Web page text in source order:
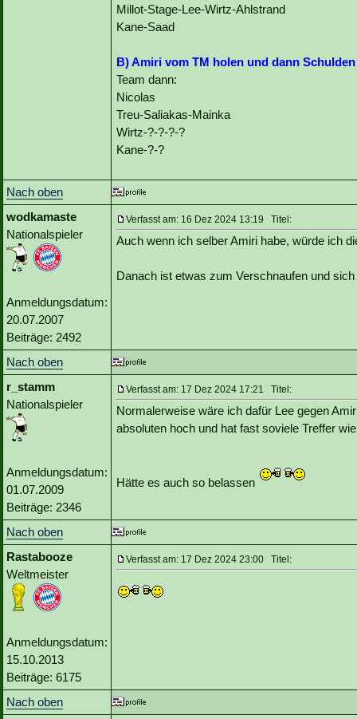
Millot-Stage-Lee-Wirtz-Ahlstrand
Kane-Saad
B) Amiri vom TM holen und dann
Team dann:
Nicolas
Treu-Saliakas-Mainka
Wirtz-?-?-?-?
Kane-?-?
Nach oben
wodkamaste
Nationalspieler
Anmeldungsdatum:
20.07.2007
Beiträge: 2492
Verfasst am: 16 Dez 2024 13:19 Titel:
Auch wenn ich selber Amiri habe, würde ich
Danach ist etwas zum Verschnaufen und
Nach oben
r_stamm
Nationalspieler
Anmeldungsdatum:
01.07.2009
Beiträge: 2346
Verfasst am: 17 Dez 2024 17:21 Titel:
Normalerweise wäre ich dafür Lee gegen
absoluten hoch und hat fast soviele Treffer
Hätte es auch so belassen
Nach oben
Rastabooze
Weltmeister
Anmeldungsdatum:
15.10.2013
Beiträge: 6175
Verfasst am: 17 Dez 2024 23:00 Titel:
Nach oben